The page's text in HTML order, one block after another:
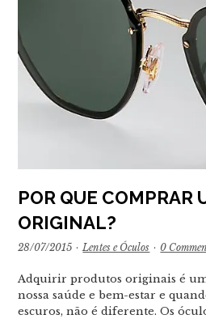
POR QUE COMPRAR
ORIGINAL?
28/07/2015 · Lentes e Óculos · 0
Adquirir produtos originais é
nossa saúde e bem-estar e
escuros, não é diferente. Os